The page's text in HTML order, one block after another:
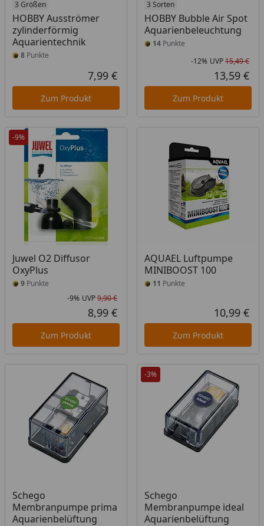
3 Größen
HOBBY Ausströmer
zylinderförmig
Aquarientechnik
8 Punkte
Aktueller Preis
7,99 €
Zum Produkt
3 Sorten
HOBBY Bubble Air Spot
Aquarienbeleuchtung
14Punkte
-12% UVP15,49 €
13,59 €
Zum Produkt
-9%
Juwel O2 Diffusor
OxyPlus
9 Punkte
Rabatt in Prozent
-9%
Ursprünglicher Preis
UVP9,90 €
Aktueller Preis
8,99 €
Zum Produkt
AQUAEL Luftpumpe
MINIBOOST 100
11 Punkte
10,99 €
Zum Produkt
Schego
Membranpumpe prima
Aquarienbelüftung
-3%
Schego
Membranpumpe ideal
Aquarienbelüftung